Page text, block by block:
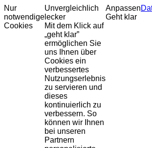
Nur
notwendige
Cookies
Unvergleichlich
lecker
Mit dem Klick auf
„geht klar”
ermöglichen Sie
uns Ihnen über
Cookies ein
verbessertes
Nutzungserlebnis
zu servieren und
dieses
kontinuierlich zu
verbessern. So
können wir Ihnen
bei unseren
Partnern
Anpassen
Geht klar